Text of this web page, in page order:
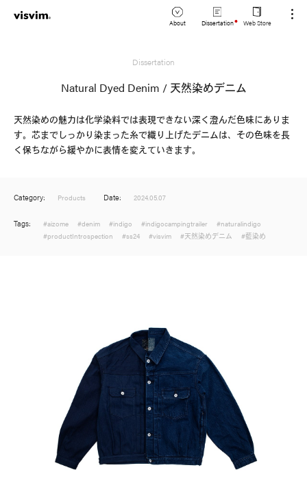
About Dissertation Web Store
Lookbook
Stockist
Dissertation
Natural Dyed Denim / 天然染めデニム
天然染めの魅力は化学染料では表現できない深く澄んだ色味にありま
す。芯までしっかり染まった糸で織り上げたデニムは、その色味を長
く保ちながら緩やかに表情を変えていきます。
Category: Products Date: 2024.05.07
Tags: #aizome #denim #indigo #indigocampingtrailer
#naturalindigo
#productIntrospection
#ss24 #visvim #天然染めデニム #藍染め